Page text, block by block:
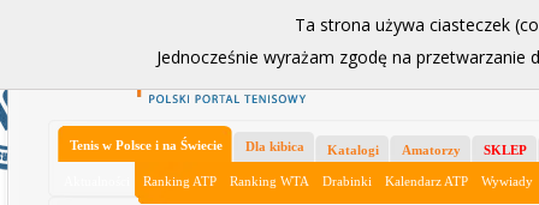
Ładowanie
Tenis w Polsce i na Świecie
Ranking ATP Ranking WTA Drabinki Kalendarz ATP Wywiady
Dla kibica Katalogi Amatorzy SKLEP
Ta strona używa ciasteczek
Jednocześnie wyrażam zgodę na